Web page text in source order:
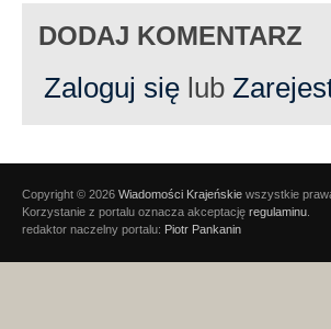
DODAJ KOMENTARZ
Zaloguj się lub
Copyright © 2026 Wiadomości Krajeńskie wszystkie
Korzystanie z portalu oznacza akceptację regulaminu
redaktor naczelny portalu: Piotr Pankanin